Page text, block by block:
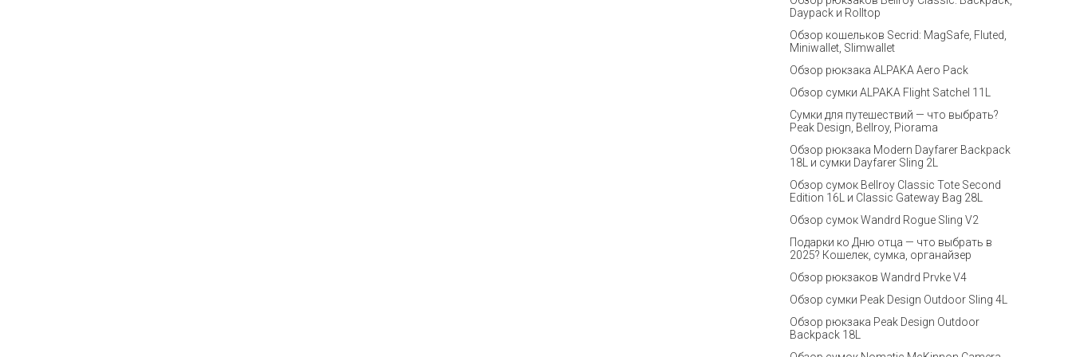
Daypack и Rolltop
Обзор кошельков Secrid: MagSafe, Fluted,
Miniwallet, Slimwallet
Обзор рюкзака ALPAKA Aero Pack
Обзор сумки ALPAKA Flight Satchel 11L
Сумки для путешествий — что выбрать?
Peak Design, Bellroy, Piorama
Обзор рюкзака Modern Dayfarer Backpack
18L и сумки Dayfarer Sling 2L
Обзор сумок Bellroy Classic Tote Second
Edition 16L и Classic Gateway Bag 28L
Обзор сумок Wandrd Rogue Sling V2
Подарки ко Дню отца — что выбрать в
2025? Кошелек, сумка, органайзер
Обзор рюкзаков Wandrd Prvke V4
Обзор сумки Peak Design Outdoor Sling 4L
Обзор рюкзака Peak Design Outdoor
Backpack 18L